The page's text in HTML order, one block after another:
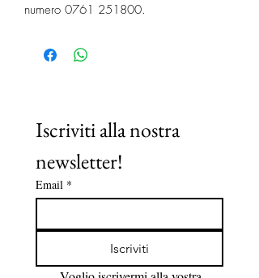
numero 0761 251800.
Iscriviti alla nostra
newsletter!
Email *
Iscriviti